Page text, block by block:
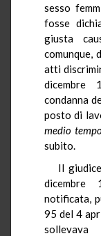
sesso
fosse
giusta
comunque,
atti
dicembre
condanna
posto di
medio
subito.
Il
dicembre
notificata,
95 del 4